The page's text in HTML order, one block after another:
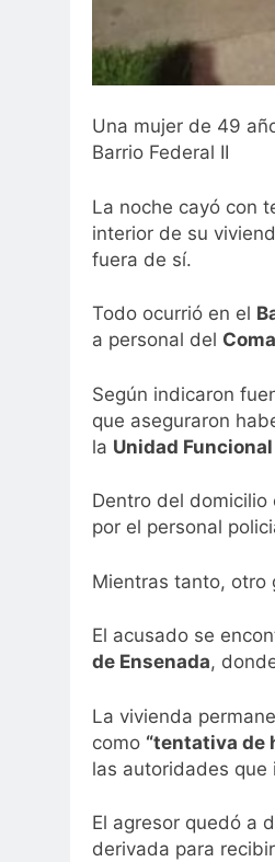
Una mujer de 49
Barrio Federal II
La noche cayó con
interior de su
fuera de sí.
Todo ocurrió en el
a personal del
Según indicaron
que aseguraron
la Unidad
Dentro del
por el personal
Mientras tanto, otro
El acusado se
de Ensenada,
La vivienda
como “tentativa de
las autoridades que
El agresor quedó a
derivada para